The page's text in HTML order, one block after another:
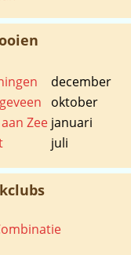
december
oktober
Zee januari
juli